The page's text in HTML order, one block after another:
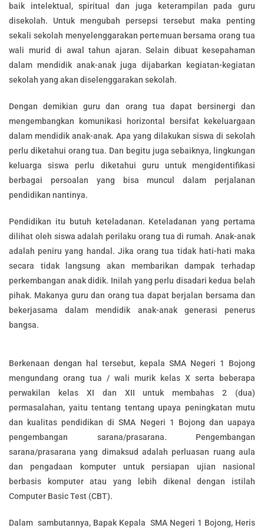
baik intelektual, spiritual dan juga keterampilan pada guru
disekolah. Untuk mengubah persepsi tersebut maka penting
sekali sekolah menyelenggarakan pertemuan bersama orang tua
wali murid di awal tahun ajaran. Selain dibuat kesepahaman
dalam mendidik anak-anak juga dijabarkan kegiatan-kegiatan
sekolah yang akan diselenggarakan sekolah.
Dengan demikian guru dan orang tua dapat bersinergi dan
mengembangkan komunikasi horizontal bersifat kekeluargaan
dalam mendidik anak-anak. Apa yang dilakukan siswa di sekolah
perlu diketahui orang tua. Dan begitu juga sebaiknya, lingkungan
keluarga siswa perlu diketahui guru untuk mengidentifikasi
berbagai persoalan yang bisa muncul dalam perjalanan
pendidikan nantinya.
Pendidikan itu butuh keteladanan. Keteladanan yang pertama
dilihat oleh siswa adalah perilaku orang tua di rumah. Anak-anak
adalah peniru yang handal. Jika orang tua tidak hati-hati maka
secara tidak langsung akan membarikan dampak terhadap
perkembangan anak didik. Inilah yang perlu disadari kedua belah
pihak. Makanya guru dan orang tua dapat berjalan bersama dan
bekerjasama dalam mendidik anak-anak generasi penerus
bangsa.
Berkenaan dengan hal tersebut, kepala SMA Negeri 1 Bojong
mengundang orang tua / wali murik kelas X serta beberapa
perwakilan kelas XI dan XII untuk membahas 2 (dua)
permasalahan, yaitu tentang tentang upaya peningkatan mutu
dan kualitas pendidikan di SMA Negeri 1 Bojong dan uapaya
pengembangan sarana/prasarana. Pengembangan
sarana/prasarana yang dimaksud adalah perluasan ruang aula
dan pengadaan komputer untuk persiapan ujian nasional
berbasis komputer atau yang lebih dikenal dengan istilah
Computer Basic Test (CBT).
Dalam sambutannya, Bapak Kepala SMA Negeri 1 Bojong, Heris